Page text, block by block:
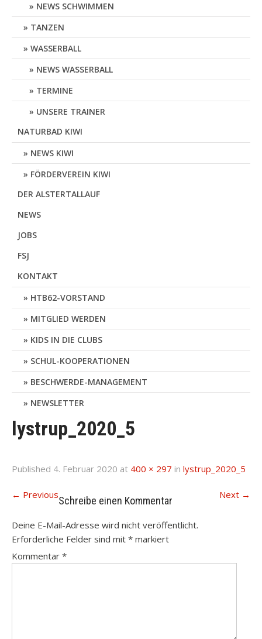
NEWS SCHWIMMEN
TANZEN
WASSERBALL
NEWS WASSERBALL
TERMINE
UNSERE TRAINER
NATURBAD KIWI
NEWS KIWI
FÖRDERVEREIN KIWI
DER ALSTERTALLAUF
NEWS
JOBS
FSJ
KONTAKT
HTB62-VORSTAND
MITGLIED WERDEN
KIDS IN DIE CLUBS
SCHUL-KOOPERATIONEN
BESCHWERDE-MANAGEMENT
NEWSLETTER
lystrup_2020_5
Published 4. Februar 2020 at 400 × 297 in lystrup_2020_5
← Previous Next →
Schreibe einen Kommentar
Deine E-Mail-Adresse wird nicht veröffentlicht.
Erforderliche Felder sind mit * markiert
Kommentar *